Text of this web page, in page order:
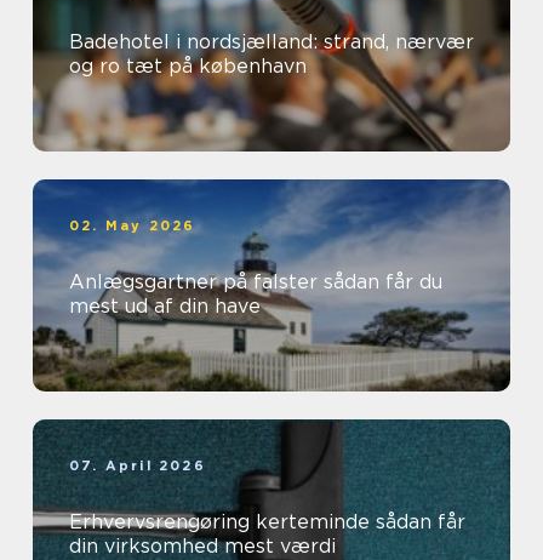
Badehotel i nordsjælland: strand, nærvær
og ro tæt på københavn
02. May 2026
Anlægsgartner på falster sådan får du
mest ud af din have
07. April 2026
Erhvervsrengøring kerteminde sådan får
din virksomhed mest værdi